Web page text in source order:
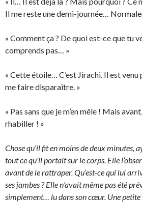
Il me reste une demi-journée…
« Comment ça ? De quoi est-ce que tu
comprends pas… »
« Cette étoile… C’est Jirachi. Il est
me faire disparaître. »
« Pas sans que je m’en mêle ! Mais
rhabiller ! »
Chose qu’il fit en moins de deux minutes,
tout ce qu’il portait sur le corps. Elle
avant de le rattraper. Qu’est-ce qui lui
ses jambes ? Elle n’avait même pas été
simplement… lu dans son cœur. Une petite